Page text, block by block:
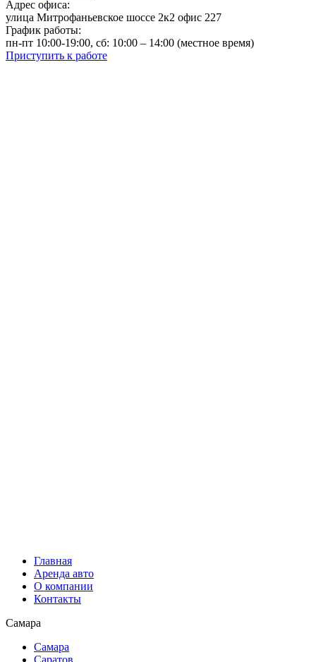
Адрес офиса:
улица Митрофаньевское шоссе 2к2 офис 227
График работы:
пн-пт 10:00-19:00, сб: 10:00 – 14:00 (местное время)
Приступить к работе
Главная
Аренда авто
О компании
Контакты
Самара
Самара
Саратов